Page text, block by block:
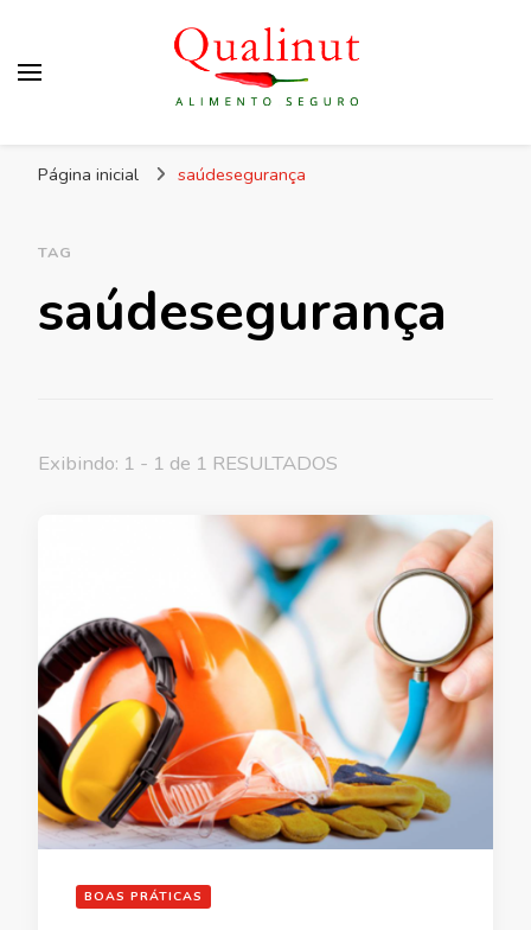
dos alimentos e rotulagem.
Página inicial saúdesegurança
TAG
saúdesegurança
Exibindo: 1 - 1 de 1 RESULTADOS
BOAS PRÁTICAS